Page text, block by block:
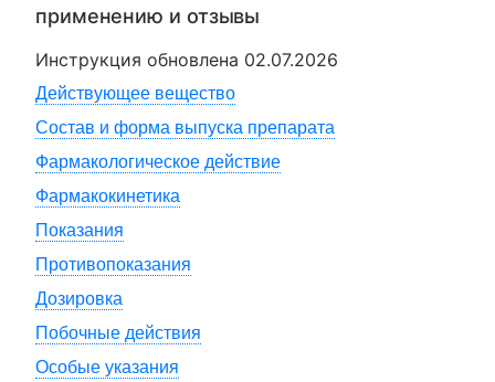
применению и отзывы
Инструкция обновлена 02.07.2026
Действующее вещество
Состав и форма выпуска препарата
Фармакологическое действие
Фармакокинетика
Показания
Противопоказания
Дозировка
Побочные действия
Особые указания